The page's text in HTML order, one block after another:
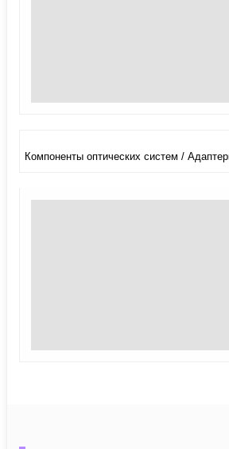
Компоненты оптических систем /